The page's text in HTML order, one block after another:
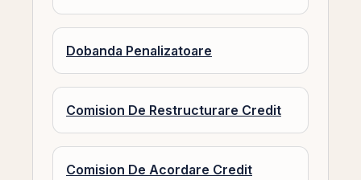
Dobanda Penalizatoare
Comision De Restructurare Credit
Comision De Acordare Credit